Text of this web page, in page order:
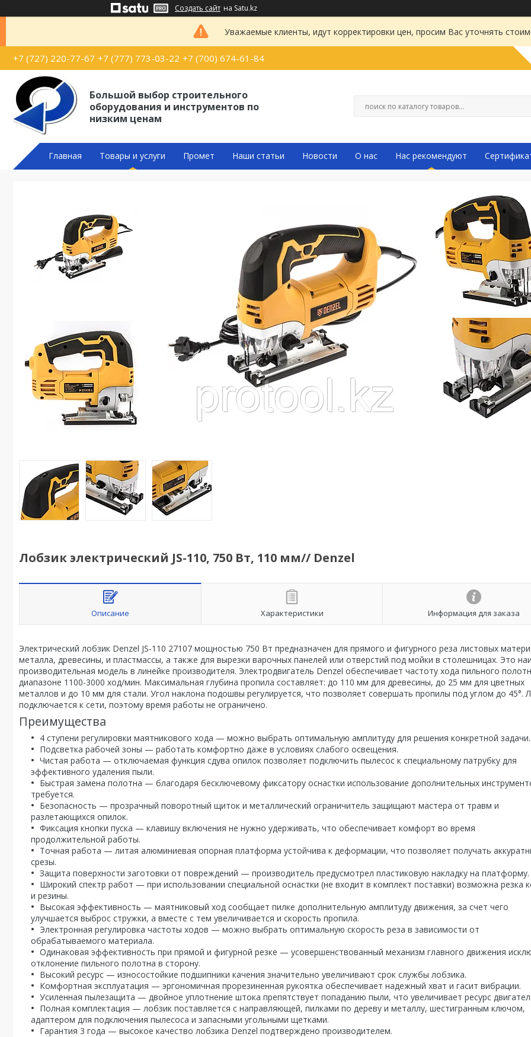
Создать сайт на Satu.kz
Уважаемые клиенты, идут корректировки цен, просим Вас уточнять
+7 (727) 220-77-67 +7 (777) 773-03-22 +7 (700) 674-61-84
Большой выбор строительного
оборудования и инструментов по
низким ценам
Главная Товары и услуги Промет Наши статьи Новости О нас Нас рекомендуют
Лобзик электрический JS-110, 750 Вт, 110 мм// Denzel
Описание Характеристики Информация для заказа
Электрический лобзик Denzel JS-110 27107 мощностью 750 Вт предназначен для прямого и фигурного реза листовых
металла, древесины, и пластмассы, а также для вырезки варочных панелей или отверстий под мойки в столешницах. Это
производительная модель в линейке производителя. Электродвигатель Denzel обеспечивает частоту хода пильного
диапазоне 1100-3000 ход/мин. Максимальная глубина пропила составляет: до 110 мм для древесины, до 25 мм для цветных
металлов и до 10 мм для стали. Угол наклона подошвы регулируется, что позволяет совершать пропилы под углом до 45°.
подключается к сети, поэтому время работы не ограничено.
Преимущества
4 ступени регулировки маятникового хода — можно выбрать оптимальную амплитуду для решения конкретной задачи.
Подсветка рабочей зоны — работать комфортно даже в условиях слабого освещения.
Чистая работа — отключаемая функция сдува опилок позволяет подключить пылесос к специальному патрубку для
эффективного удаления пыли.
Быстрая замена полотна — благодаря бесключевому фиксатору оснастки использование дополнительных
требуется.
Безопасность — прозрачный поворотный щиток и металлический ограничитель защищают мастера от травм и
разлетающихся опилок.
Фиксация кнопки пуска — клавишу включения не нужно удерживать, что обеспечивает комфорт во время
продолжительной работы.
Точная работа — литая алюминиевая опорная платформа устойчива к деформации, что позволяет получать
срезы.
Защита поверхности заготовки от повреждений — производитель предусмотрел пластиковую накладку на платформу.
Широкий спектр работ — при использовании специальной оснастки (не входит в комплект поставки) возможна резка
и резины.
Высокая эффективность — маятниковый ход сообщает пилке дополнительную амплитуду движения, за счет чего
улучшается выброс стружки, а вместе с тем увеличивается и скорость пропила.
Электронная регулировка частоты ходов — можно выбрать оптимальную скорость реза в зависимости от
обрабатываемого материала.
Одинаковая эффективность при прямой и фигурной резке — усовершенствованный механизм главного движения
отклонение пильного полотна в сторону.
Высокий ресурс — износостойкие подшипники качения значительно увеличивают срок службы лобзика.
Комфортная эксплуатация — эргономичная прорезиненная рукоятка обеспечивает надежный хват и гасит вибрации.
Усиленная пылезащита — двойное уплотнение штока препятствует попаданию пыли, что увеличивает ресурс
Полная комплектация — лобзик поставляется с направляющей, пилками по дереву и металлу, шестигранным ключом,
адаптером для подключения пылесоса и запасными угольными щетками.
Гарантия 3 года — высокое качество лобзика Denzel подтверждено производителем.